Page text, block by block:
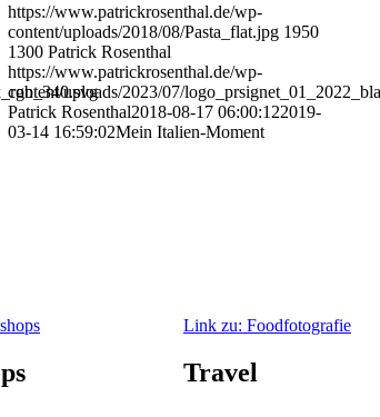
https://www.patrickrosenthal.de/wp-
content/uploads/2018/08/Pasta_flat.jpg 1950
1300 Patrick Rosenthal
https://www.patrickrosenthal.de/wp-
content/uploads/2023/07/
Patrick Rosenthal2018-08-17 06:00:122019-
03-14 16:59:02Mein Italien-Moment
Link zu: Foodfotografie
Travel